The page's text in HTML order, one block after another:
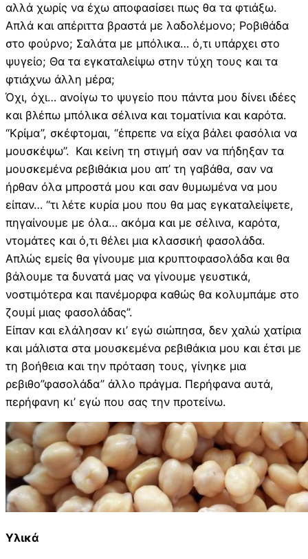
αλλά χωρίς να έχω αποφασίσει πως θα τα φτιάξω.
Απλά και απέριττα βραστά με λαδολέμονο; Ροβιθάδα
στο φούρνο; Σαλάτα με μπόλικα… ό,τι υπάρχει στο
ψυγείο; Θα τα εγκαταλείψω στην τύχη τους και τα
φτιάχνω άλλη μέρα;
Όχι, όχι… ανοίγω το ψυγείο που πάντα μου δίνει ιδέες
και βλέπω μπόλικα σέλινα και τοματίνια και καρότα.
“Κρίμα”, σκέφτομαι, “έπρεπε να είχα βάλει φασόλια να
μουσκέψω”. Και κείνη τη στιγμή σαν να πήδηξαν τα
μουσκεμένα ρεβιθάκια μου απ’ τη γαβάθα, σαν να
ήρθαν όλα μπροστά μου και σαν θυμωμένα να μου
είπαν… “τι λέτε κυρία μου που θα μας εγκαταλείψετε,
πηγαίνουμε με όλα… ακόμα και με σέλινα, καρότα,
ντομάτες και ό,τι θέλει μια κλασσική φασολάδα.
Απλώς εμείς θα γίνουμε μια κρυπτοφασολάδα και θα
βάλουμε τα δυνατά μας να γίνουμε γευστικά,
νοστιμότερα και πανέμορφα καθώς θα κολυμπάμε στο
ζουμί μιας φασολάδας”.
Είπαν και ελάλησαν κι’ εγώ σιώπησα, δεν χαλώ χατίρια
και μάλιστα στα μουσκεμένα ρεβιθάκια μου και έτσι με
τη βοήθεια και την πρόταση τους, γίνηκε μια
ρεβιθο”φασολάδα” άλλο πράγμα. Περήφανα αυτά,
περήφανη κι’ εγώ που σας την προτείνω.
Υλικά